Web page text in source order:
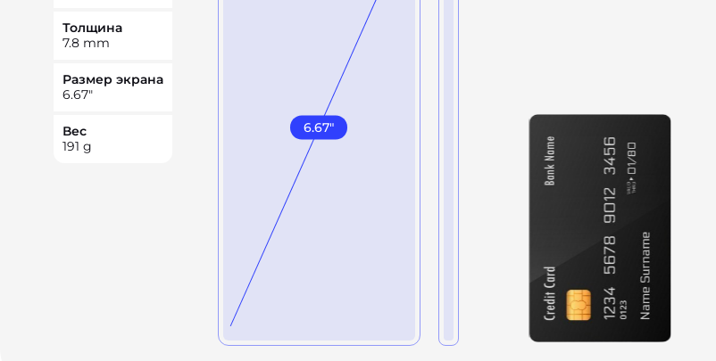
Толщина
7.8 mm
Размер экрана
6.67"
Вес
191 g
6.67"